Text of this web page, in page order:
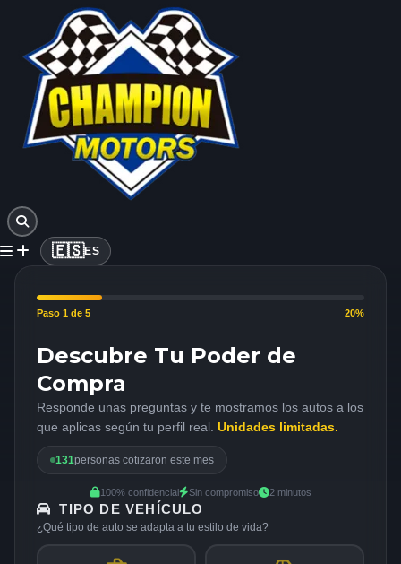
🇪🇸ES
Paso 1 de 5 20%
Descubre Tu Poder de
Compra
Responde unas preguntas y te mostramos los autos a los
que aplicas según tu perfil real. Unidades limitadas.
131personas cotizaron este mes
100% confidencial Sin compromiso 2 minutos
TIPO DE VEHÍCULO
¿Qué tipo de auto se adapta a tu estilo de vida?